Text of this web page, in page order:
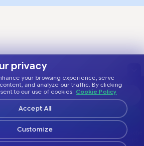
privacy
your browsing experience, serve
and analyze our traffic. By clicking
to our use of cookies. Cookie Policy
Customize
Accept All